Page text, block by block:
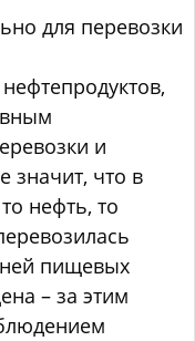
для перевозки
и
значит, что в
нефть, то
ней пищевых
– за этим